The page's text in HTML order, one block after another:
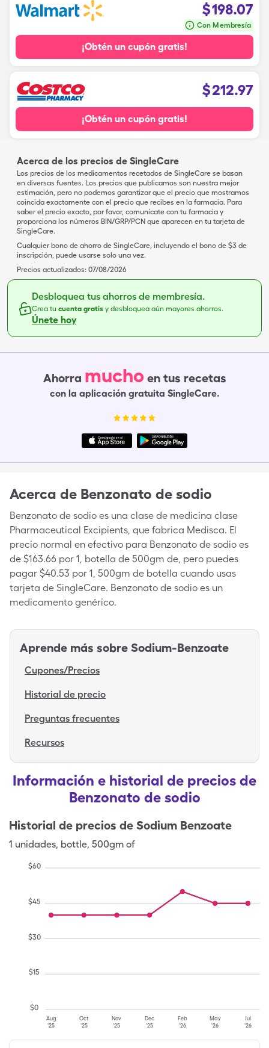
$198.07
Con Membresía
¡Obtén un cupón gratis!
$212.97
¡Obtén un cupón gratis!
Acerca de los precios de SingleCare
Los precios de los medicamentos recetados de SingleCare se basan
en diversas fuentes. Los precios que publicamos son nuestra mejor
estimación, pero no podemos garantizar que el precio que mostramos
coincida exactamente con el precio que recibes en la farmacia. Para
saber el precio exacto, por favor, comunícate con tu farmacia y
proporciona los números BIN/GRP/PCN que aparecen en tu tarjeta de
SingleCare.
Cualquier bono de ahorro de SingleCare, incluyendo el bono de $3 de
inscripción, puede usarse solo una vez.
Precios actualizados: 07/08/2026
Desbloquea tus ahorros de membresía.
Crea tu cuenta gratis y desbloquea aún mayores ahorros.
Únete hoy
Ahorra mucho en tus recetas
con la aplicación gratuita SingleCare.
Acerca de Benzonato de sodio
Benzonato de sodio es una clase de medicina clase
Pharmaceutical Excipients, que fabrica Medisca. El
precio normal en efectivo para Benzonato de sodio es
de $163.66 por 1, botella de 500gm de, pero puedes
pagar $40.53 por 1, 500gm de botella cuando usas
tarjeta de SingleCare. Benzonato de sodio es un
medicamento genérico.
Aprende más sobre Sodium-Benzoate
Cupones/Precios
Historial de precio
Preguntas frecuentes
Recursos
Información e historial de precios de
Benzonato de sodio
Historial de precios de Sodium Benzoate
1 unidades, bottle, 500gm of
Aug
'25
Oct
'25
Nov
'25
Dec
'25
Feb
'26
May
'26
Jul
'26
$0
$15
$30
$45
$60